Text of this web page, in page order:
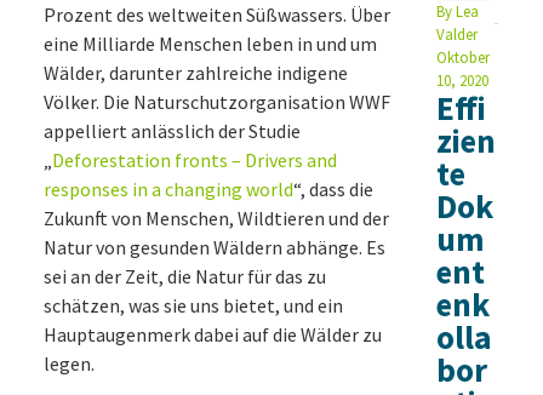
Prozent des weltweiten Süßwassers. Über
eine Milliarde Menschen leben in und um
Wälder, darunter zahlreiche indigene
Völker. Die Naturschutzorganisation WWF
appelliert anlässlich der Studie
Deforestation fronts – Drivers and
responses in a changing world“, dass die
Zukunft von Menschen, Wildtieren und der
Natur von gesunden Wäldern abhänge. Es
sei an der Zeit, die Natur für das zu
schätzen, was sie uns bietet, und ein
Hauptaugenmerk dabei auf die Wälder zu
legen.
ByLea
Valder
Oktober
10, 2020
Effi
zien
te
Dok
um
ent
enk
olla
bor